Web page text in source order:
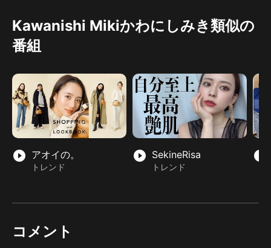
Kawanishi Mikiかわにしみき類似の
番組
play_circle_filled アオイの。
トレンド
play_circle_filled SekineRisa
トレンド
play_circle_filled
コメント